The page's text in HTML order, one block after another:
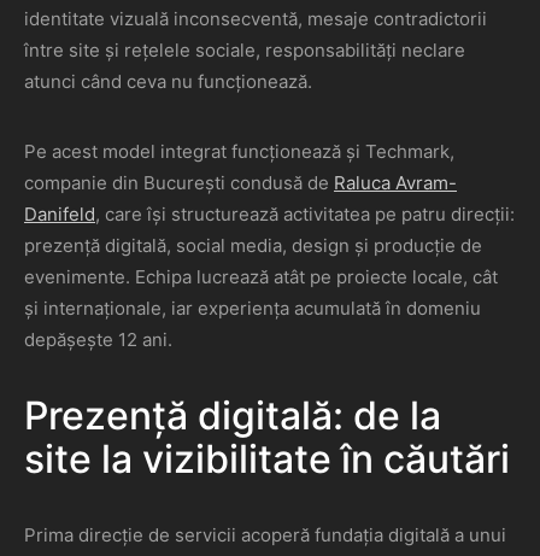
identitate vizuală inconsecventă, mesaje contradictorii
între site și rețelele sociale, responsabilități neclare
atunci când ceva nu funcționează.
Pe acest model integrat funcționează și Techmark,
companie din București condusă de Raluca Avram-
Danifeld, care își structurează activitatea pe patru direcții:
prezență digitală, social media, design și producție de
evenimente. Echipa lucrează atât pe proiecte locale, cât
și internaționale, iar experiența acumulată în domeniu
depășește 12 ani.
Prezență digitală: de la
site la vizibilitate în căutări
Prima direcție de servicii acoperă fundația digitală a unui